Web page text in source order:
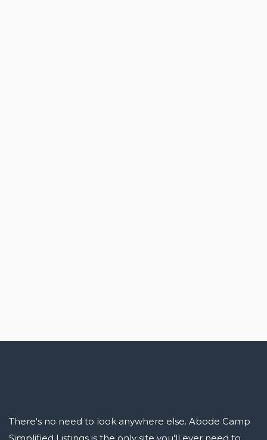
There's no need to look anywhere else. Abode Camp